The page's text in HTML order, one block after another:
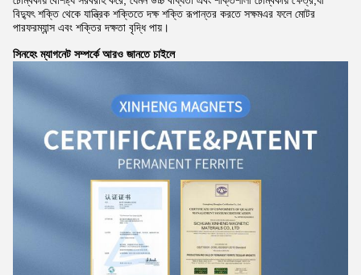
বিদ্যুৎ শক্তি থেকে যান্ত্রিক শক্তিতে দক্ষ শক্তি রূপান্তর করতে সক্ষমএর ফলে মোটর
পারফরম্যান্স এবং শক্তির দক্ষতা বৃদ্ধি পায়।
সিনহেং ম্যাগনেট সম্পর্কে আরও জানতে চাইলে